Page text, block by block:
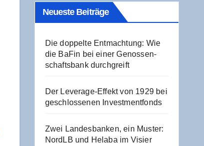
Neu­es­te Beiträge
Die dop­pel­te Ent­mach­tung: Wie
die BaFin bei einer Genos­sen­
schafts­bank durchgreift
Der Levera­ge-Effekt von 1929 bei
geschlos­se­nen Investmentfonds
Zwei Lan­des­ban­ken, ein Mus­ter:
NordLB und Hela­ba im Visier